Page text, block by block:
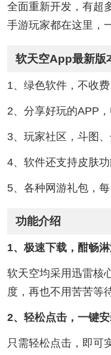
全面重新开发，有超
手游玩家都在这里，
软天空App最新版
1、绿色软件，不收费
2、分享好玩的APP
3、玩家社区，斗图
4、软件还支持皮肤
5、各种网游礼包，
功能介绍
1、极速下载，酣畅
软天空均采用迅雷核
度，再也不用苦苦等
2、轻松点击，一键
只需轻松点击，即可